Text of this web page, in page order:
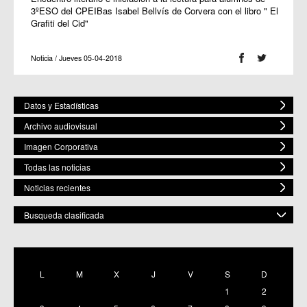
3ºESO del CPEIBas Isabel Bellvís de Corvera con el libro " El
Grafiti del Cid"
Noticia / Jueves 05-04-2018
Datos y Estadísticas
Archivo audiovisual
Imagen Corporativa
Todas las noticias
Noticias recientes
Busqueda clasificada
C.M. Baños y Mendigo
L M X J V S
D
1
2